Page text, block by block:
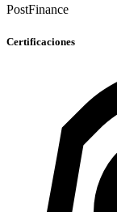
PostFinance
Certificaciones